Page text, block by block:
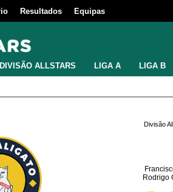
Resultados Equipas
DIVISÃO ALLSTARS LIGA A LIGA B
Divisão
Rodrigo